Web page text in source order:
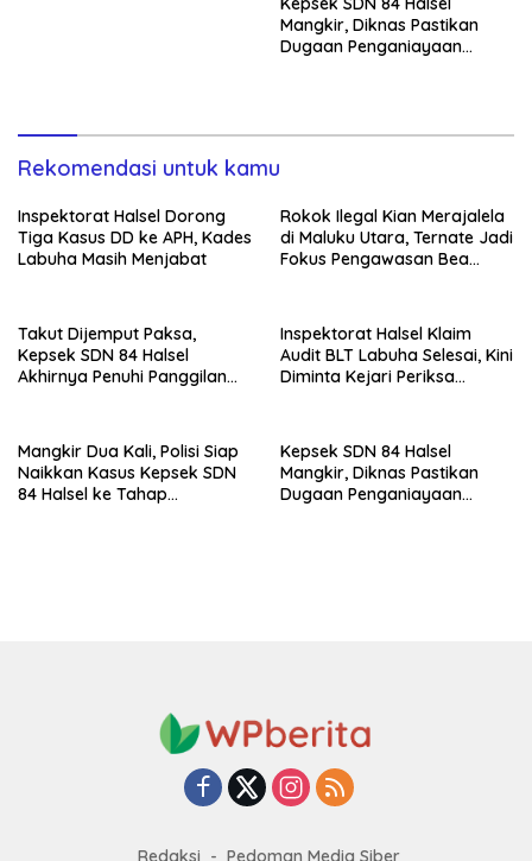
Mangkir, Diknas Pastikan
Dugaan Penganiayaan
Rekomendasi untuk kamu
Inspektorat Halsel Dorong
Tiga Kasus DD ke APH, Kades
Labuha Masih Menjabat
Rokok Ilegal Kian Merajalela
di Maluku Utara, Ternate Jadi
Fokus Pengawasan Bea
Takut Dijemput Paksa,
Kepsek SDN 84 Halsel
Akhirnya Penuhi Panggilan
Inspektorat Halsel Klaim
Audit BLT Labuha Selesai, Kini
Diminta Kejari Periksa
Mangkir Dua Kali, Polisi Siap
Naikkan Kasus Kepsek SDN
84 Halsel ke Tahap
Kepsek SDN 84 Halsel
Mangkir, Diknas Pastikan
Dugaan Penganiayaan